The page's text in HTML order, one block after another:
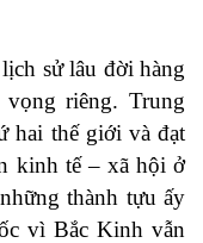
sử lâu đời hàng
riêng. Trung
hai thế giới và đạt
kinh tế – xã hội ở
thành tựu ấy
vì Bắc Kinh vẫn